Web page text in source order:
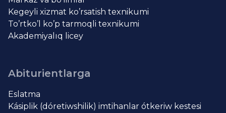
Kegeyli xizmat ko’rsatish texnikumi
To’rtko’l ko’p tarmoqli texnikumi
Akademiyalıq licey
Abiturientlarga
Eslatma
Kásiplik (dóretiwshilik) imtihanlar ótkeriw kestesi